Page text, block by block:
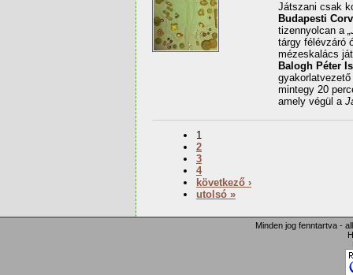
Játszani csak
Budapesti
tizennyolcan a
tárgy félévzáró
mézeskalács
Balogh Péter
mintegy 20
amely végül a
1
2
3
4
következő ›
utolsó »
Minden jog fenntartva -